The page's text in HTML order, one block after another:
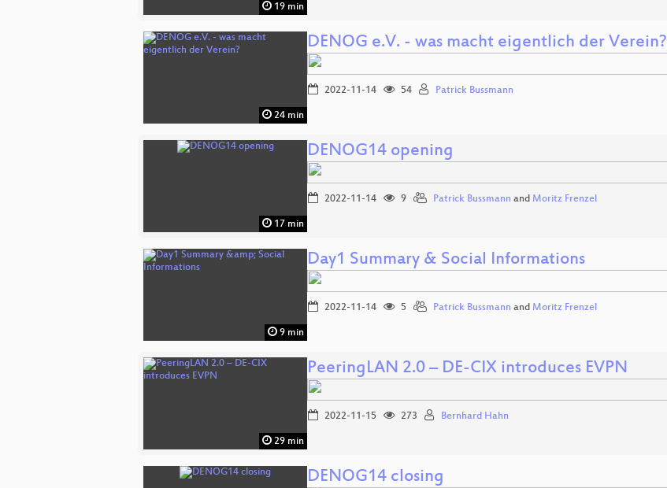
19 min
24 min
DENOG e.V. - was macht eigentlich der Verein?
2022-11-14 54 Patrick Bussmann
17 min
DENOG14 opening
2022-11-14 9 Patrick Bussmann and Moritz Frenzel
9 min
Day1 Summary & Social Informations
2022-11-14 5 Patrick Bussmann and Moritz Frenzel
29 min
PeeringLAN 2.0 – DE-CIX introduces EVPN
2022-11-15 273 Bernhard Hahn
DENOG14 closing